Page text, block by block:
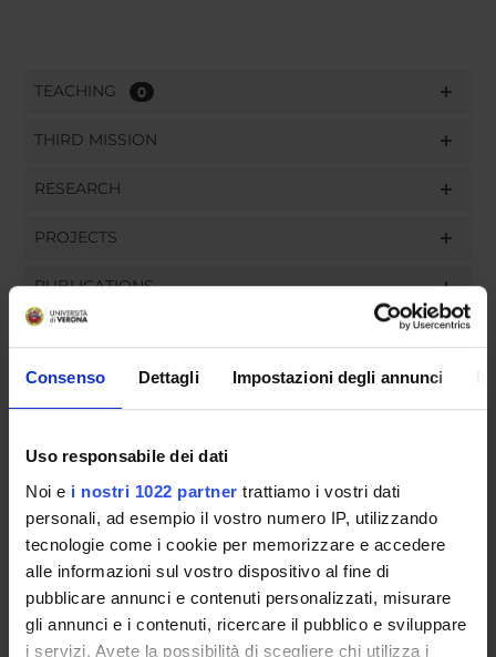
Consenso Dettagli Impostazioni degli annunci
Uso responsabile dei dati
Noi e i nostri 1022 partner trattiamo i vostri dati
personali, ad esempio il vostro numero IP, utilizzando
tecnologie come i cookie per memorizzare e accedere
alle informazioni sul vostro dispositivo al fine di
pubblicare annunci e contenuti personalizzati, misurare
gli annunci e i contenuti, ricercare il pubblico e sviluppare
i servizi. Avete la possibilità di scegliere chi utilizza i
TEACHING 0
THIRD MISSION
RESEARCH
PROJECTS
PUBLICATIONS
ORGANISATION
GOVERNANCE
COMMITTEES
DEPARTMENT ADMINISTRATION OFFICES
STUDENT ADMINISTRATION OFFICES